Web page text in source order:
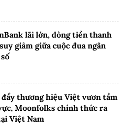
lãi lớn, dòng tiền thanh
giảm giữa cuộc đua ngân
đẩy thương hiệu Việt vươn tầm
Moonfolks chính thức ra
Việt Nam